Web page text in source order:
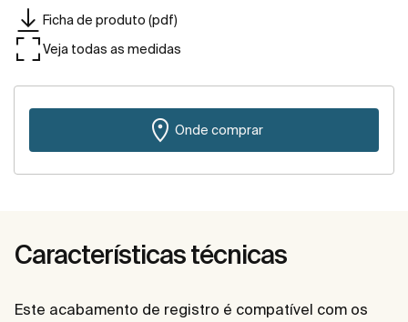
Ficha de produto (pdf)
Veja todas as medidas
Onde comprar
Características técnicas
Este acabamento de registro é compatível com os